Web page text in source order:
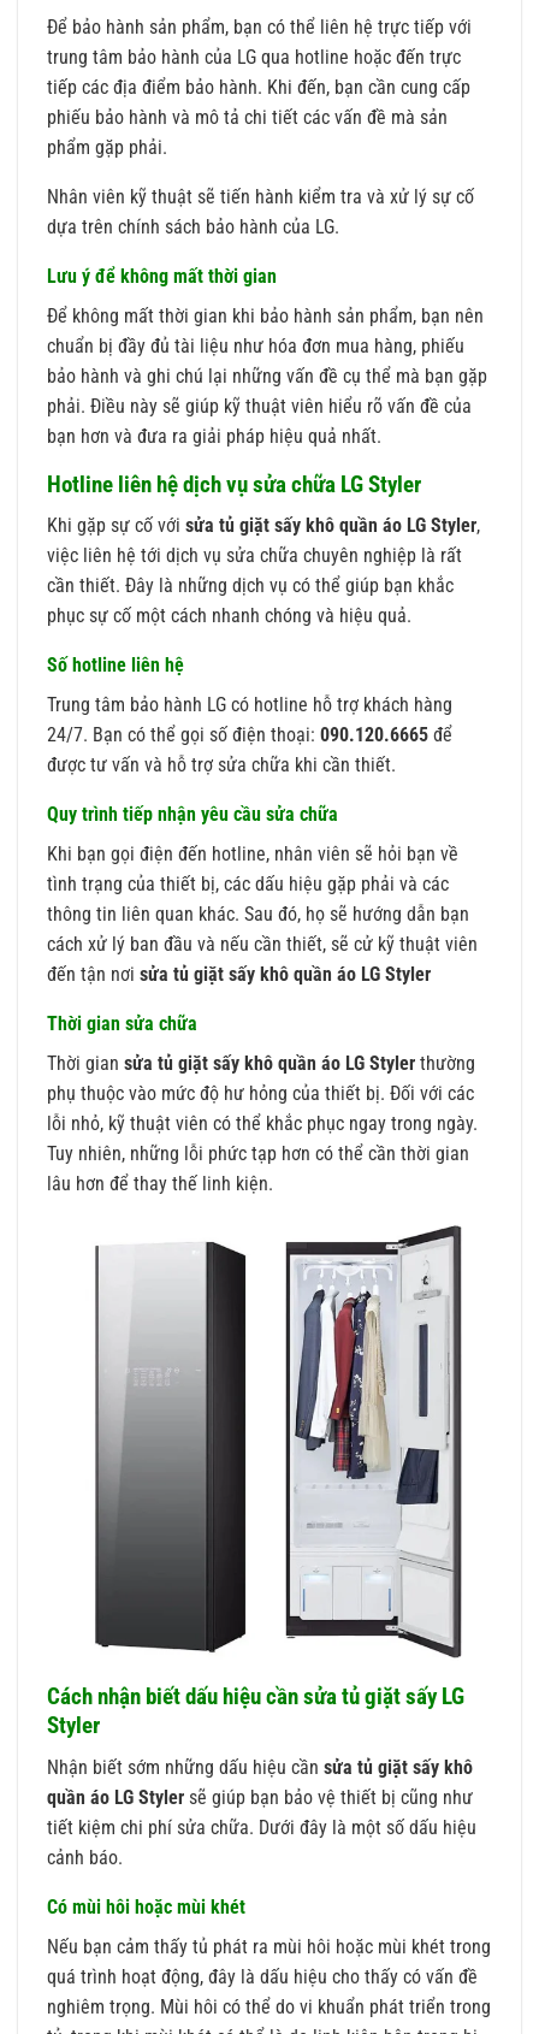
Để bảo hành sản phẩm, bạn có thể liên hệ trực tiếp với
trung tâm bảo hành của LG qua hotline hoặc đến trực
tiếp các địa điểm bảo hành. Khi đến, bạn cần cung cấp
phiếu bảo hành và mô tả chi tiết các vấn đề mà sản
phẩm gặp phải.
Nhân viên kỹ thuật sẽ tiến hành kiểm tra và xử lý sự cố
dựa trên chính sách bảo hành của LG.
Lưu ý để không mất thời gian
Để không mất thời gian khi bảo hành sản phẩm, bạn nên
chuẩn bị đầy đủ tài liệu như hóa đơn mua hàng, phiếu
bảo hành và ghi chú lại những vấn đề cụ thể mà bạn gặp
phải. Điều này sẽ giúp kỹ thuật viên hiểu rõ vấn đề của
bạn hơn và đưa ra giải pháp hiệu quả nhất.
Hotline liên hệ dịch vụ sửa chữa LG Styler
Khi gặp sự cố với sửa tủ giặt sấy khô quần áo LG Styler,
việc liên hệ tới dịch vụ sửa chữa chuyên nghiệp là rất
cần thiết. Đây là những dịch vụ có thể giúp bạn khắc
phục sự cố một cách nhanh chóng và hiệu quả.
Số hotline liên hệ
Trung tâm bảo hành LG có hotline hỗ trợ khách hàng
24/7. Bạn có thể gọi số điện thoại: 090.120.6665 để
được tư vấn và hỗ trợ sửa chữa khi cần thiết.
Quy trình tiếp nhận yêu cầu sửa chữa
Khi bạn gọi điện đến hotline, nhân viên sẽ hỏi bạn về
tình trạng của thiết bị, các dấu hiệu gặp phải và các
thông tin liên quan khác. Sau đó, họ sẽ hướng dẫn bạn
cách xử lý ban đầu và nếu cần thiết, sẽ cử kỹ thuật viên
đến tận nơi sửa tủ giặt sấy khô quần áo LG Styler
Thời gian sửa chữa
Thời gian sửa tủ giặt sấy khô quần áo LG Styler thường
phụ thuộc vào mức độ hư hỏng của thiết bị. Đối với các
lỗi nhỏ, kỹ thuật viên có thể khắc phục ngay trong ngày.
Tuy nhiên, những lỗi phức tạp hơn có thể cần thời gian
lâu hơn để thay thế linh kiện.
Cách nhận biết dấu hiệu cần sửa tủ giặt sấy LG
Styler
Nhận biết sớm những dấu hiệu cần sửa tủ giặt sấy khô
quần áo LG Styler sẽ giúp bạn bảo vệ thiết bị cũng như
tiết kiệm chi phí sửa chữa. Dưới đây là một số dấu hiệu
cảnh báo.
Có mùi hôi hoặc mùi khét
Nếu bạn cảm thấy tủ phát ra mùi hôi hoặc mùi khét trong
quá trình hoạt động, đây là dấu hiệu cho thấy có vấn đề
nghiêm trọng. Mùi hôi có thể do vi khuẩn phát triển trong